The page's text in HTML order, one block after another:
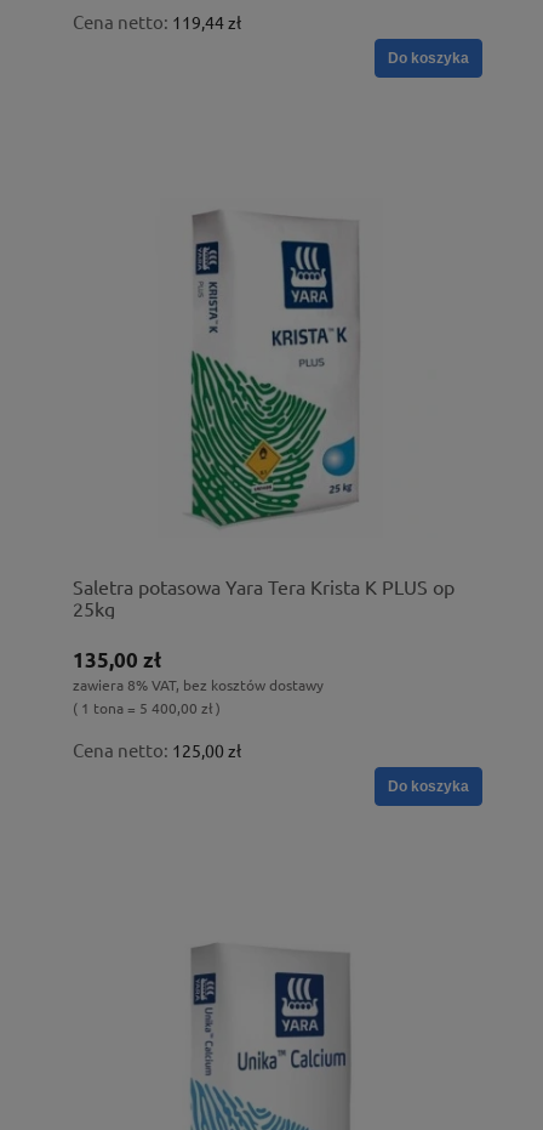
Cena netto: 119,44 zł
Do koszyka
Saletra potasowa Yara Tera Krista K PLUS op
25kg
135,00 zł
zawiera 8% VAT, bez kosztów dostawy
( 1 tona = 5 400,00 zł )
Cena netto: 125,00 zł
Do koszyka